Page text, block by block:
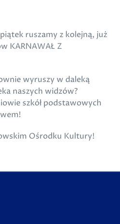
ruszamy z kolejną, już
KARNAWAŁ Z
wyruszy w daleką
naszych widzów?
szkół podstawowych
Ośrodku Kultury!